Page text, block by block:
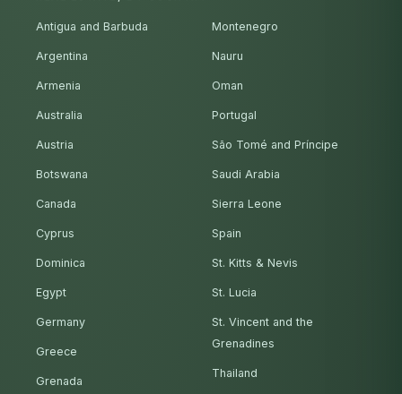
Antigua and Barbuda
Argentina
Armenia
Australia
Austria
Botswana
Canada
Cyprus
Dominica
Egypt
Germany
Greece
Grenada
Montenegro
Nauru
Oman
Portugal
São Tomé and Príncipe
Saudi Arabia
Sierra Leone
Spain
St. Kitts & Nevis
St. Lucia
St. Vincent and the
Grenadines
Thailand